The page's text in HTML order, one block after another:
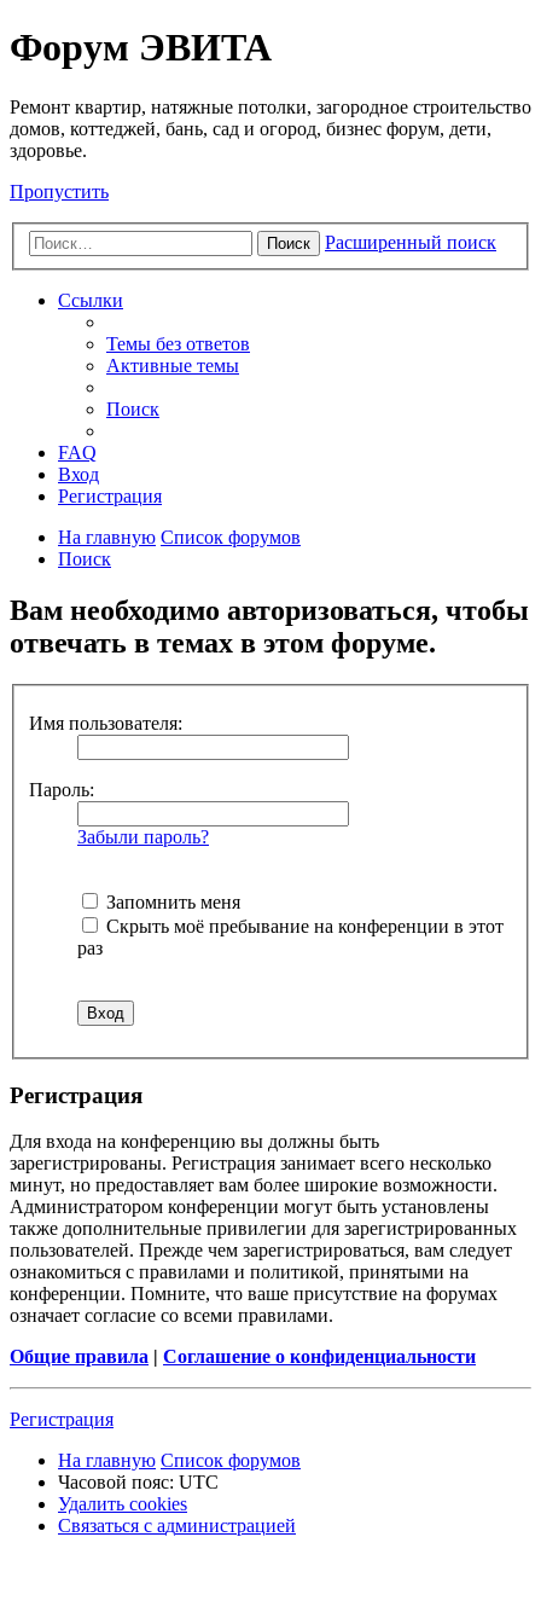
Регистрация
Форум ЭВИТА
Ремонт квартир, натяжные потолки, загородное строительство
домов, коттеджей, бань, сад и огород, бизнес форум, дети,
здоровье.
Пропустить
Поиск Расширенный поиск
Ссылки
Темы без ответов
Активные темы
Поиск
FAQ
Вход
Регистрация
На главную Список форумов
Поиск
Вам необходимо авторизоваться, чтобы
отвечать в темах в этом форуме.
Имя пользователя:
Пароль:
Забыли пароль?
Запомнить меня
Скрыть моё пребывание на конференции в этот
раз
Регистрация
Для входа на конференцию вы должны быть
зарегистрированы. Регистрация занимает всего несколько
минут, но предоставляет вам более широкие возможности.
Администратором конференции могут быть установлены
также дополнительные привилегии для зарегистрированных
пользователей. Прежде чем зарегистрироваться, вам следует
ознакомиться с правилами и политикой, принятыми на
конференции. Помните, что ваше присутствие на форумах
означает согласие со всеми правилами.
Общие правила | Соглашение о конфиденциальности
Регистрация
На главную Список форумов
Часовой пояс: UTC
Удалить cookies
Связаться
Связаться с администрацией